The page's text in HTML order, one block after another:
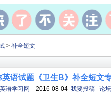
> 补全短文
英语试题《卫生B》补全短文
语学习网 2016-08-04 我要投稿 论坛